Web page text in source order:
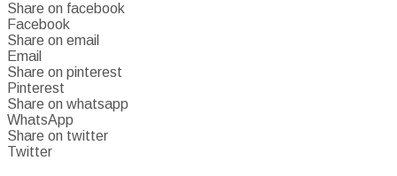
Share on facebook
Facebook
Share on email
Email
Share on pinterest
Pinterest
Share on whatsapp
WhatsApp
Share on twitter
Twitter